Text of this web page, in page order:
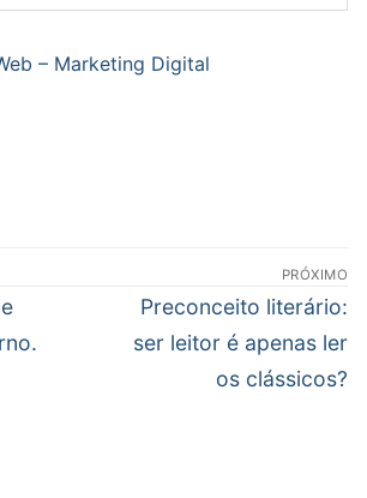
– Marketing Digital
PRÓXIMO
Próximo
post:
Preconceito literário:
ser leitor é apenas ler
os clássicos?